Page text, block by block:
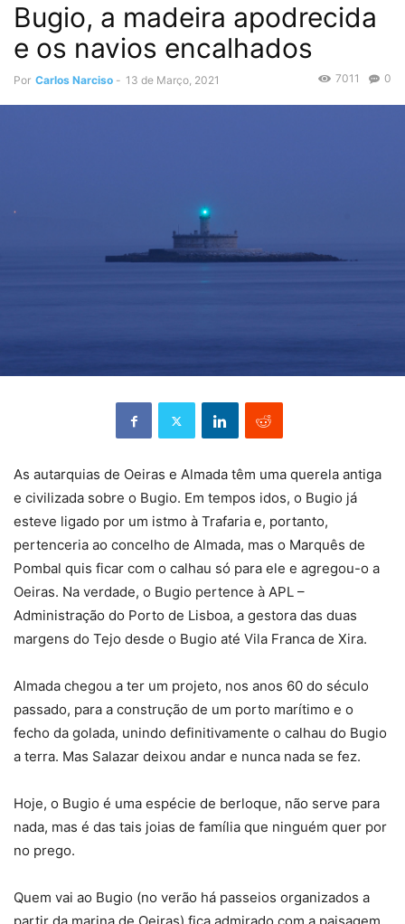
Bugio, a madeira apodrecida
e os navios encalhados
Por Carlos Narciso - 13 de Março, 2021 0
7011
As autarquias de Oeiras e Almada têm uma querela antiga
e civilizada sobre o Bugio. Em tempos idos, o Bugio já
esteve ligado por um istmo à Trafaria e, portanto,
pertenceria ao concelho de Almada, mas o Marquês de
Pombal quis ficar com o calhau só para ele e agregou-o a
Oeiras. Na verdade, o Bugio pertence à APL –
Administração do Porto de Lisboa, a gestora das duas
margens do Tejo desde o Bugio até Vila Franca de Xira.
Almada chegou a ter um projeto, nos anos 60 do século
passado, para a construção de um porto marítimo e o
fecho da golada, unindo definitivamente o calhau do Bugio
a terra. Mas Salazar deixou andar e nunca nada se fez.
Hoje, o Bugio é uma espécie de berloque, não serve para
nada, mas é das tais joias de família que ninguém quer por
no prego.
Quem vai ao Bugio (no verão há passeios organizados a